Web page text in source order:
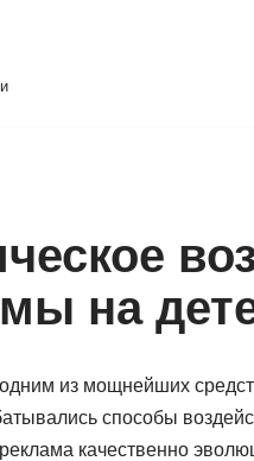
на
из мощнейших
способы
качественно